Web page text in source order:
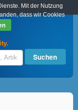
Mit der Nutzung
dass wir Cookies